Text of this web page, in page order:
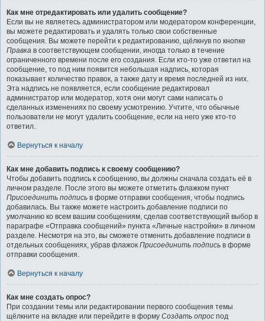
Как мне отредактировать или удалить сообщение?
Если вы не являетесь администратором или модератором конференции,
вы можете редактировать и удалять только свои собственные
сообщения. Вы можете перейти к редактированию, щёлкнув по кнопке
Правка в соответствующем сообщении, иногда только в течение
ограниченного времени после его создания. Если кто-то уже ответил на
сообщение, то под ним появится небольшая надпись, которая
показывает количество правок, а также дату и время последней из них.
Эта надпись не появляется, если сообщение редактировал
администратор или модератор, хотя они могут сами написать о
сделанных изменениях по своему усмотрению. Учтите, что обычные
пользователи не могут удалить сообщение, если на него уже кто-то
ответил.
Вернуться к началу
Как мне добавить подпись к своему сообщению?
Чтобы добавить подпись к сообщению, вы должны сначала создать её в
личном разделе. После этого вы можете отметить флажком пункт
Присоединить подпись в форме отправки сообщения, чтобы подпись
добавилась. Вы также можете настроить добавление подписи по
умолчанию ко всем вашим сообщениям, сделав соответствующий выбор в
параграфе «Отправка сообщений» пункта «Личные настройки» в личном
разделе. Несмотря на это, вы сможете отменить добавление подписи в
отдельных сообщениях, убрав флажок Присоединить подпись в форме
отправки сообщения.
Вернуться к началу
Как мне создать опрос?
При создании темы или редактировании первого сообщения темы
щёлкните на вкладке или перейдите в форму Создать опрос под